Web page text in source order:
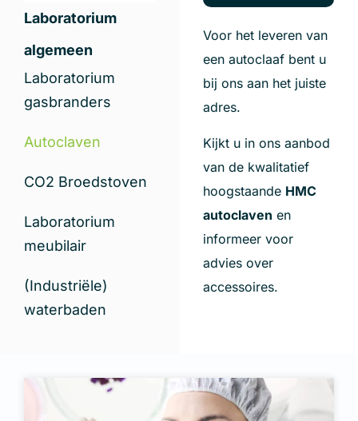
Laboratorium
algemeen
Laboratorium
gasbranders
Autoclaven
CO2 Broedstoven
Laboratorium
meubilair
(Industriële)
waterbaden
Voor het leveren van
een autoclaaf bent u
bij ons aan het juiste
adres.
Kijkt u in ons aanbod
van de kwalitatief
hoogstaande HMC
autoclaven en
informeer voor
advies over
accessoires.